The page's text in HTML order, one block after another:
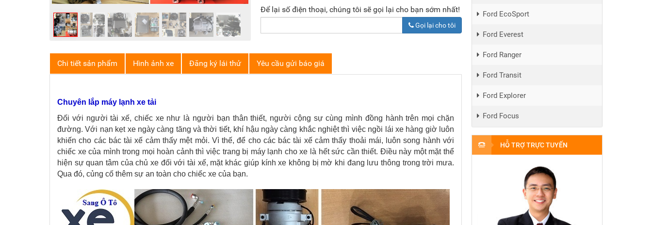
Để lại số điện thoại, chúng tôi sẽ gọi lại cho bạn sớm nhất!
Gọi lại cho tôi
Chi tiết sản phẩm Hình ảnh xe Đăng ký lái thử Yêu cầu gửi báo giá
Chuyên lắp máy lạnh xe tải
Đối với người tài xế, chiếc xe như là người bạn thân thiết, người cộng sự cùng mình đồng hành trên mọi chặn
đường. Với nạn kẹt xe ngày càng tăng và thời tiết, khí hậu ngày càng khắc nghiệt thì việc ngồi lái xe hàng giờ luôn
khiến cho các bác tài xế cảm thấy mệt mỏi. Vì thế, để cho các bác tài xế cảm thấy thoải mái, luôn song hành với
chiếc xe của mình trong mọi hoàn cảnh thì việc trang bị máy lạnh cho xe là hết sức cần thiết. Điều này một mặt thể
hiện sự quan tâm của chủ xe đối với tài xế, mặt khác giúp kính xe không bị mờ khi đang lưu thông trong trời mưa.
Qua đó, củng cố thêm sự an toàn cho chiếc xe của bạn.
Ford EcoSport
Ford Everest
Ford Ranger
Ford Transit
Ford Explorer
Ford Focus
HỖ TRỢ TRỰC TUYẾN